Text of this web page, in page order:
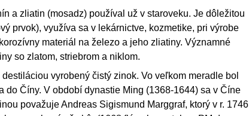
a zliatin (mosadz) používal už v staroveku. Je dôležitou
prvok), využíva sa v lekárnictve, kozmetike, pri výrobe
materiál na železo a jeho zliatiny. Významné
so zlatom, striebrom a niklom.
vyrobený čistý zinok. Vo veľkom meradle bol
Číny. V období dynastie Ming (1368-1644) sa v Číne
považuje Andreas Sigismund Marggraf, ktorý v r. 1746